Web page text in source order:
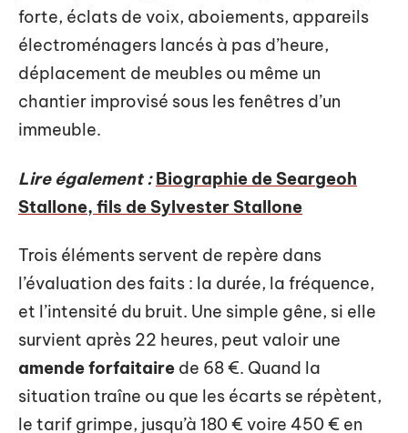
forte, éclats de voix, aboiements, appareils
électroménagers lancés à pas d’heure,
déplacement de meubles ou même un
chantier improvisé sous les fenêtres d’un
immeuble.
Lire également : Biographie de Seargeoh
Stallone, fils de Sylvester Stallone
Trois éléments servent de repère dans
l’évaluation des faits : la durée, la fréquence,
et l’intensité du bruit. Une simple gêne, si elle
survient après 22 heures, peut valoir une
amende forfaitaire de 68 €. Quand la
situation traîne ou que les écarts se répètent,
le tarif grimpe, jusqu’à 180 € voire 450 € en